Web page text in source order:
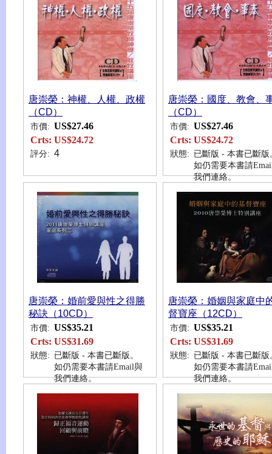
唐崇榮：神權、人權、政權
（CD）
市價: US$27.46
Crts: US$24.72
評分: 4
唐崇榮：國度、教會、
（CD）
市價: US$27.46
Crts: US$24.72
狀態: 已斷版 - 本書已斷版
如仍需要本書請
我們連絡。
唐崇榮：婚前愛與性之得勝
秘訣（10CD）
市價: US$35.21
Crts: US$31.69
狀態: 已斷版 - 本書已斷版。
如仍需要本書請Email與
我們連絡。
唐崇榮：婚姻與家庭中
督寶座（12CD）
市價: US$35.21
Crts: US$31.69
狀態: 已斷版 - 本書已斷版
如仍需要本書請
我們連絡。